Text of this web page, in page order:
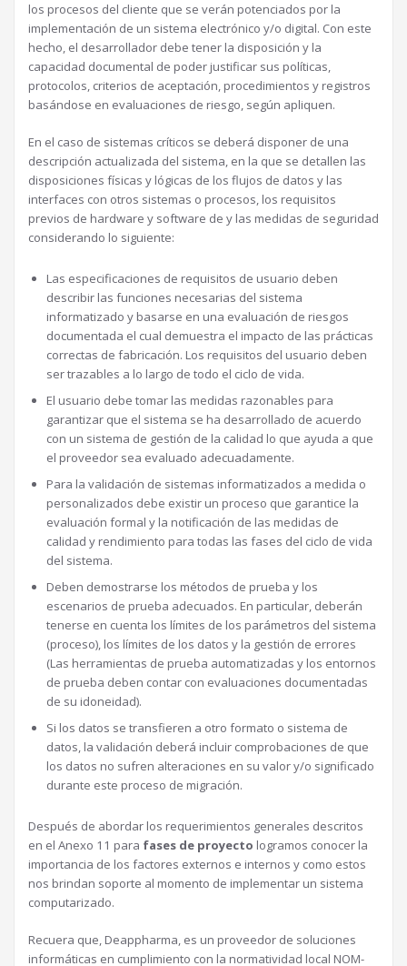
los procesos del cliente que se verán potenciados por la
implementación de un sistema electrónico y/o digital. Con este
hecho, el desarrollador debe tener la disposición y la
capacidad documental de poder justificar sus políticas,
protocolos, criterios de aceptación, procedimientos y registros
basándose en evaluaciones de riesgo, según apliquen.
En el caso de sistemas críticos se deberá disponer de una
descripción actualizada del sistema, en la que se detallen las
disposiciones físicas y lógicas de los flujos de datos y las
interfaces con otros sistemas o procesos, los requisitos
previos de hardware y software de y las medidas de seguridad
considerando lo siguiente:
Las especificaciones de requisitos de usuario deben
describir las funciones necesarias del sistema
informatizado y basarse en una evaluación de riesgos
documentada el cual demuestra el impacto de las prácticas
correctas de fabricación. Los requisitos del usuario deben
ser trazables a lo largo de todo el ciclo de vida.
El usuario debe tomar las medidas razonables para
garantizar que el sistema se ha desarrollado de acuerdo
con un sistema de gestión de la calidad lo que ayuda a que
el proveedor sea evaluado adecuadamente.
Para la validación de sistemas informatizados a medida o
personalizados debe existir un proceso que garantice la
evaluación formal y la notificación de las medidas de
calidad y rendimiento para todas las fases del ciclo de vida
del sistema.
Deben demostrarse los métodos de prueba y los
escenarios de prueba adecuados. En particular, deberán
tenerse en cuenta los límites de los parámetros del sistema
(proceso), los límites de los datos y la gestión de errores
(Las herramientas de prueba automatizadas y los entornos
de prueba deben contar con evaluaciones documentadas
de su idoneidad).
Si los datos se transfieren a otro formato o sistema de
datos, la validación deberá incluir comprobaciones de que
los datos no sufren alteraciones en su valor y/o significado
durante este proceso de migración.
Después de abordar los requerimientos generales descritos
en el Anexo 11 para fases de proyecto logramos conocer la
importancia de los factores externos e internos y como estos
nos brindan soporte al momento de implementar un sistema
computarizado.
Recuera que, Deappharma, es un proveedor de soluciones
informáticas en cumplimiento con la normatividad local NOM-